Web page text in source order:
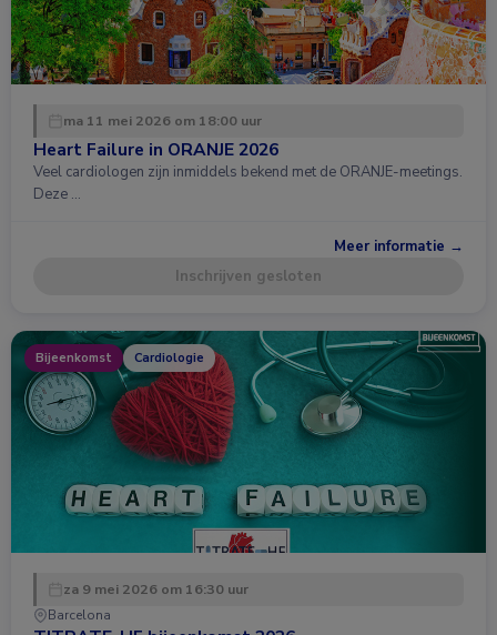
ma 11 mei 2026 om 18:00 uur
Heart Failure in ORANJE 2026
Veel cardiologen zijn inmiddels bekend met de ORANJE-meetings.
Deze …
Meer informatie →
Inschrijven gesloten
Bijeenkomst Cardiologie
za 9 mei 2026 om 16:30 uur
Barcelona